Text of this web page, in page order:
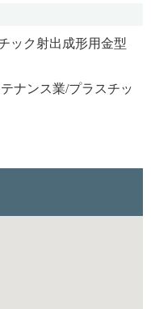
ック射出成形用金型
ナンス業/プラスチッ